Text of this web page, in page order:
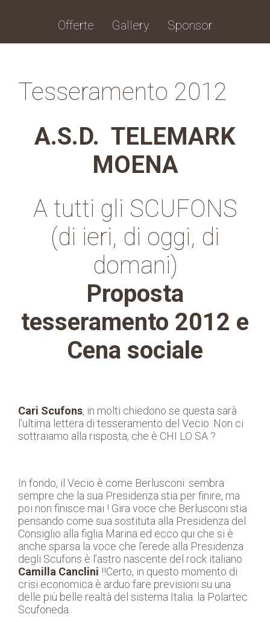
Tesseramento 2012
A.S.D. TELEMARK
MOENA
A tutti gli SCUFONS
(di ieri, di oggi, di
domani)
Proposta
tesseramento 2012 e
Cena sociale
Cari Scufons, in molti chiedono se questa sarà
l’ultima lettera di tesseramento del Vecio. Non ci
sottraiamo alla risposta, che è CHI LO SA ?
In fondo, il Vecio è come Berlusconi: sembra
sempre che la sua Presidenza stia per finire, ma
poi non finisce mai ! Gira voce che Berlusconi stia
pensando come sua sostituta alla Presidenza del
Consiglio alla figlia Marina ed ecco qui che si è
anche sparsa la voce che l’erede alla Presidenza
degli Scufons è l’astro nascente del rock italiano
Camilla Canclini !!Certo, in questo momento di
crisi economica è arduo fare previsioni su una
delle più belle realtà del sistema Italia: la Polartec
Scufoneda.
Offerte Gallery Sponsor